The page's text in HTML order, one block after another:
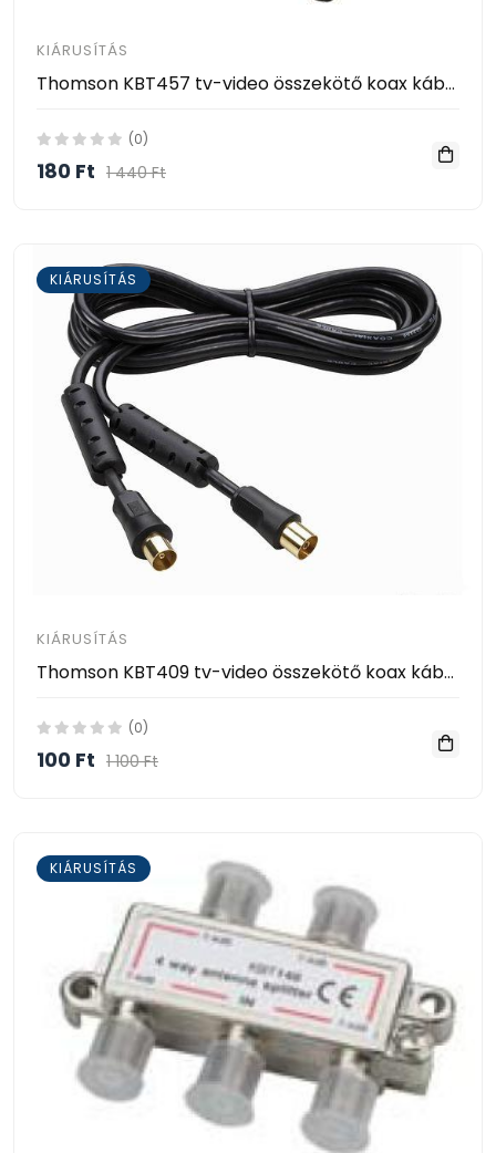
KIÁRUSÍTÁS
Thomson KBT457 tv-video összekötő koax kábel 3m
(0)
180 Ft 1 440 Ft
KIÁRUSÍTÁS
KIÁRUSÍTÁS
Thomson KBT409 tv-video összekötő koax kábel 2m
(0)
100 Ft 1 100 Ft
KIÁRUSÍTÁS